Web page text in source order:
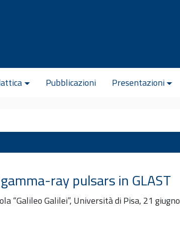
Pubblicazioni Presentazioni
ray pulsars in GLAST
“Galileo Galilei”, Università di Pisa, 21 giugno